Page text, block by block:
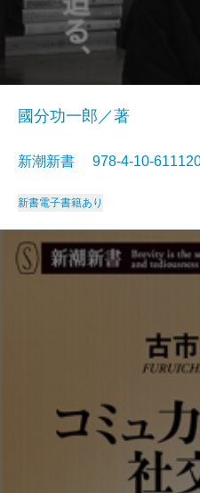
國分功一郎／著
新潮新書 978-4-10-
新書電子書籍あり